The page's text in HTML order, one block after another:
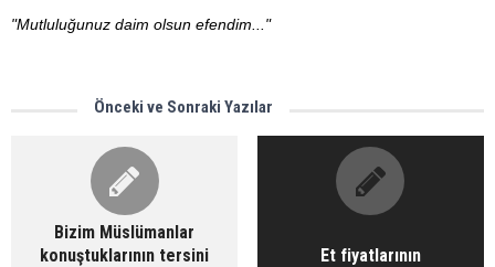
"Mutluluğunuz daim olsun efendim..."
Önceki ve Sonraki Yazılar
Bizim Müslümanlar
konuştuklarının tersini
Et fiyatlarının